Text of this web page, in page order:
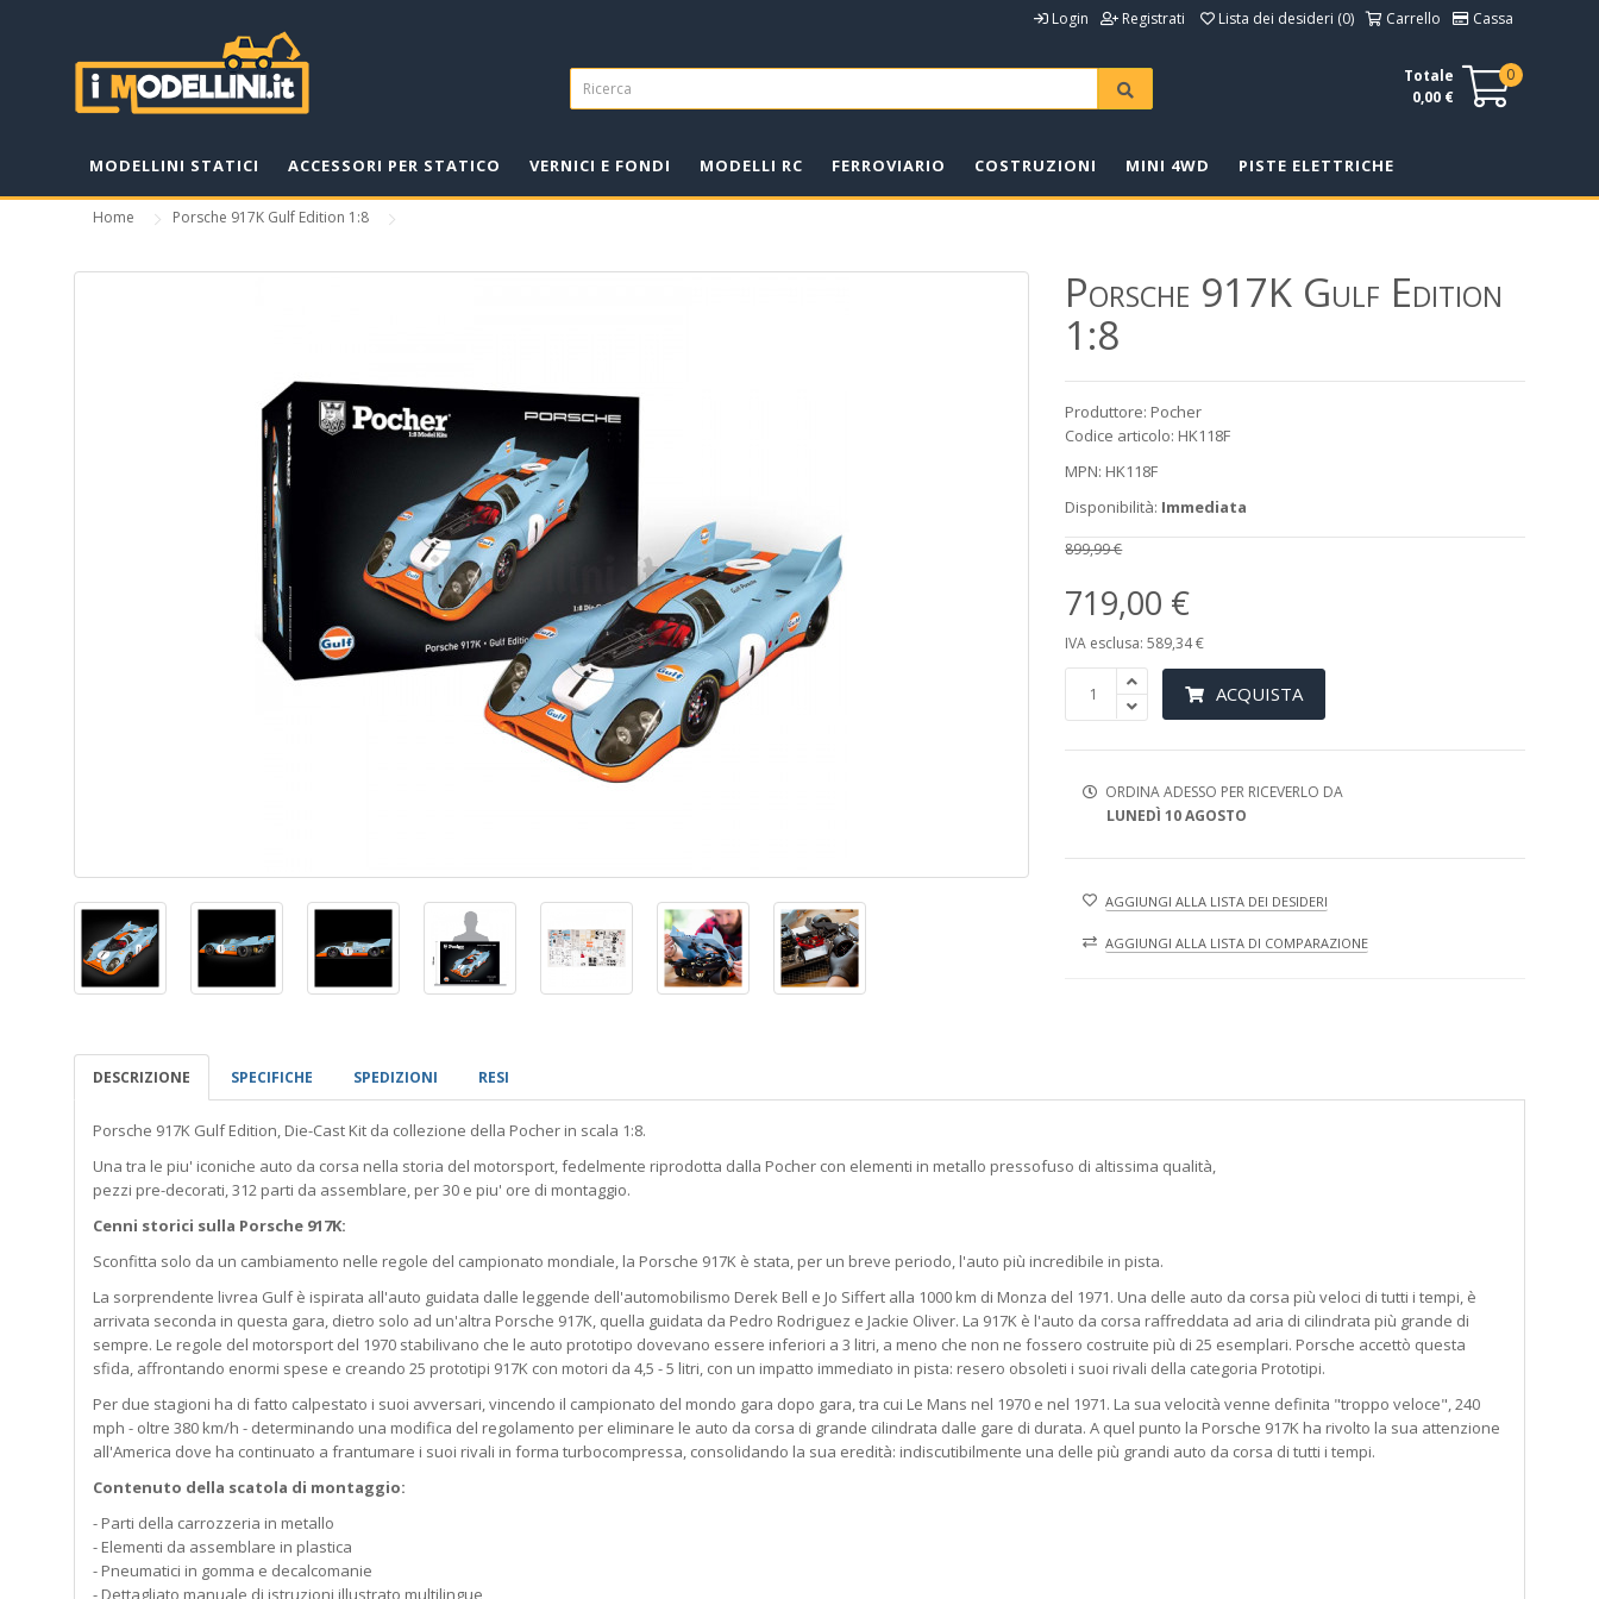
Login Registrati Lista dei desideri (0) Carrello Cassa
0
Totale
0,00 €
MODELLINI STATICI ACCESSORI PER STATICO VERNICI E FONDI MODELLI RC FERROVIARIO COSTRUZIONI MINI 4WD PISTE ELETTRICHE
Home Porsche 917K Gulf Edition 1:8
Porsche 917K Gulf Edition
1:8
Produttore: Pocher
Codice articolo: HK118F
MPN: HK118F
Disponibilità: Immediata
899,99 €
719,00 €
IVA esclusa: 589,34 €
ACQUISTA
ORDINA ADESSO PER RICEVERLO DA
LUNEDÌ 10 AGOSTO
AGGIUNGI ALLA LISTA DEI DESIDERI
AGGIUNGI ALLA LISTA DI COMPARAZIONE
DESCRIZIONE SPECIFICHE SPEDIZIONI RESI
Porsche 917K Gulf Edition, Die-Cast Kit da collezione della Pocher in scala 1:8.
Una tra le piu' iconiche auto da corsa nella storia del motorsport, fedelmente riprodotta dalla Pocher con elementi in metallo pressofuso di altissima qualità,
pezzi pre-decorati, 312 parti da assemblare, per 30 e piu' ore di montaggio.
Cenni storici sulla Porsche 917K:
Sconfitta solo da un cambiamento nelle regole del campionato mondiale, la Porsche 917K è stata, per un breve periodo, l'auto più incredibile in pista.
La sorprendente livrea Gulf è ispirata all'auto guidata dalle leggende dell'automobilismo Derek Bell e Jo Siffert alla 1000 km di Monza del 1971. Una delle auto da corsa più veloci di tutti i tempi, è
arrivata seconda in questa gara, dietro solo ad un'altra Porsche 917K, quella guidata da Pedro Rodriguez e Jackie Oliver. La 917K è l'auto da corsa raffreddata ad aria di cilindrata più grande di
sempre. Le regole del motorsport del 1970 stabilivano che le auto prototipo dovevano essere inferiori a 3 litri, a meno che non ne fossero costruite più di 25 esemplari. Porsche accettò questa
sfida, affrontando enormi spese e creando 25 prototipi 917K con motori da 4,5 - 5 litri, con un impatto immediato in pista: resero obsoleti i suoi rivali della categoria Prototipi.
Per due stagioni ha di fatto calpestato i suoi avversari, vincendo il campionato del mondo gara dopo gara, tra cui Le Mans nel 1970 e nel 1971. La sua velocità venne definita "troppo veloce", 240
mph - oltre 380 km/h - determinando una modifica del regolamento per eliminare le auto da corsa di grande cilindrata dalle gare di durata. A quel punto la Porsche 917K ha rivolto la sua attenzione
all'America dove ha continuato a frantumare i suoi rivali in forma turbocompressa, consolidando la sua eredità: indiscutibilmente una delle più grandi auto da corsa di tutti i tempi.
Contenuto della scatola di montaggio:
- Parti della carrozzeria in metallo
- Elementi da assemblare in plastica
- Pneumatici in gomma e decalcomanie
- Dettagliato manuale di istruzioni illustrato multilingue